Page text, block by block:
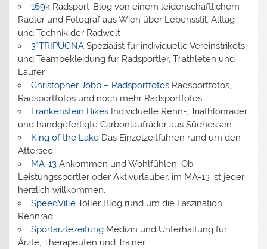
169kRadsport-Blog von einem leidenschaftlichem
Radler und Fotograf aus Wien über Lebensstil, Alltag
und Technik der Radwelt
3*TRIPUGNASpezialist für individuelle Vereinstrikots
und Teambekleidung für Radsportler, Triathleten und
Läufer
Christopher Jobb – RadsportfotosRadsportfotos,
Radsportfotos und noch mehr Radsportfotos
Frankenstein BikesIndividuelle Renn-, Triathlonräder
und handgefertigte Carbonlaufräder aus Südhessen
King of the LakeDas Einzelzeitfahren rund um den
Attersee
MA-13Ankommen und Wohlfühlen: Ob
Leistungssportler oder Aktivurlauber, im MA-13 ist jeder
herzlich willkommen.
SpeedVilleToller Blog rund um die Faszination
Rennrad
SportärztezeitungMedizin und Unterhaltung für
Ärzte, Therapeuten und Trainer